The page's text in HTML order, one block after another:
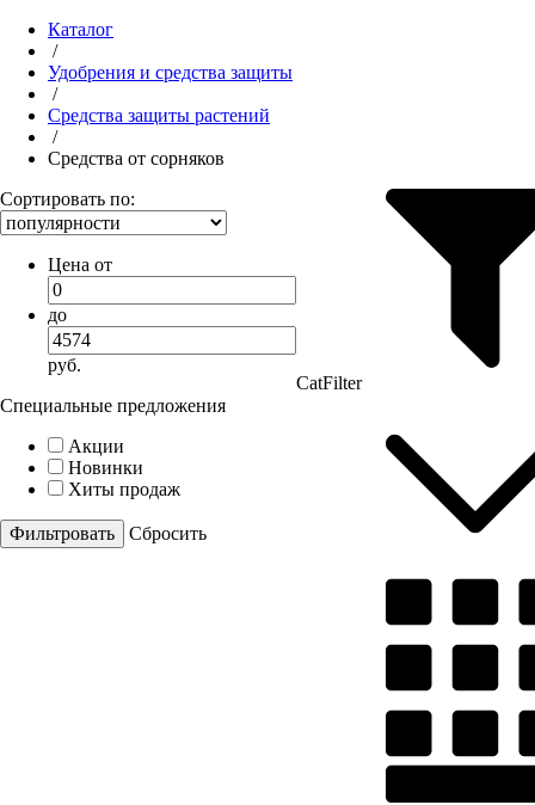
Каталог
/
Удобрения и средства защиты
/
Средства защиты растений
/
Средства от сорняков
Сортировать по:
Цена от
до
руб.
Специальные предложения
Акции
Новинки
Хиты продаж
Cбросить
CatFilter